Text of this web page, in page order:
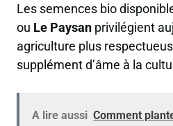
Les semences bio
ou Le Paysan privilégient
agriculture plus
supplément d’âme à la
A lire aussi Comment